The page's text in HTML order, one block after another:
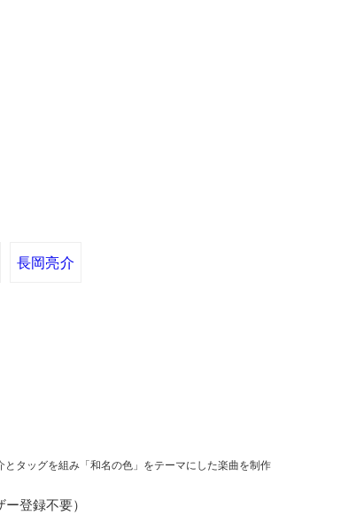
長岡亮介
とタッグを組み「和名の色」をテーマにした楽曲を制作
登録不要）